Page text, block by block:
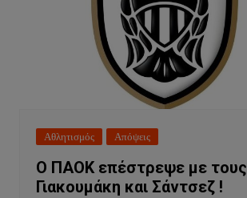
Αθλητισμός Απόψεις
Ο ΠΑΟΚ επέστρεψε με τους
Γιακουμάκη και Σάντσεζ !